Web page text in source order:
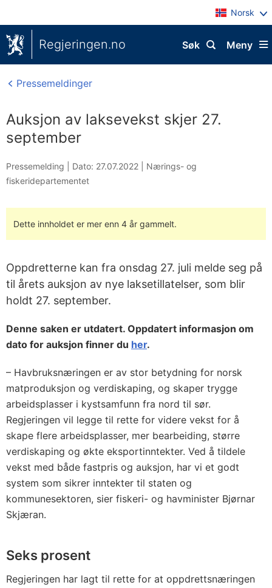
Norsk
Regjeringen.no Meny
Søk
Pressemeldinger
Auksjon av laksevekst skjer 27.
september
Pressemelding | Dato: 27.07.2022
Nærings- og
fiskeridepartementet
Dette innholdet er mer enn 4 år gammelt.
Oppdretterne kan fra onsdag 27. juli melde seg på
til årets auksjon av nye laksetillatelser, som blir
holdt 27. september.
Denne saken er utdatert. Oppdatert informasjon om
dato for auksjon finner du her.
– Havbruksnæringen er av stor betydning for norsk
matproduksjon og verdiskaping, og skaper trygge
arbeidsplasser i kystsamfunn fra nord til sør.
Regjeringen vil legge til rette for videre vekst for å
skape flere arbeidsplasser, mer bearbeiding, større
verdiskaping og økte eksportinntekter. Ved å tildele
vekst med både fastpris og auksjon, har vi et godt
system som sikrer inntekter til staten og
kommunesektoren, sier fiskeri- og havminister Bjørnar
Skjæran.
Seks prosent
Regjeringen har lagt til rette for at oppdrettsnæringen